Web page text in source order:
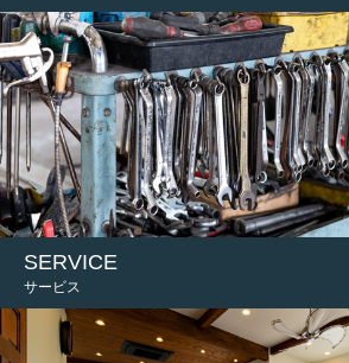
SERVICE
サービス